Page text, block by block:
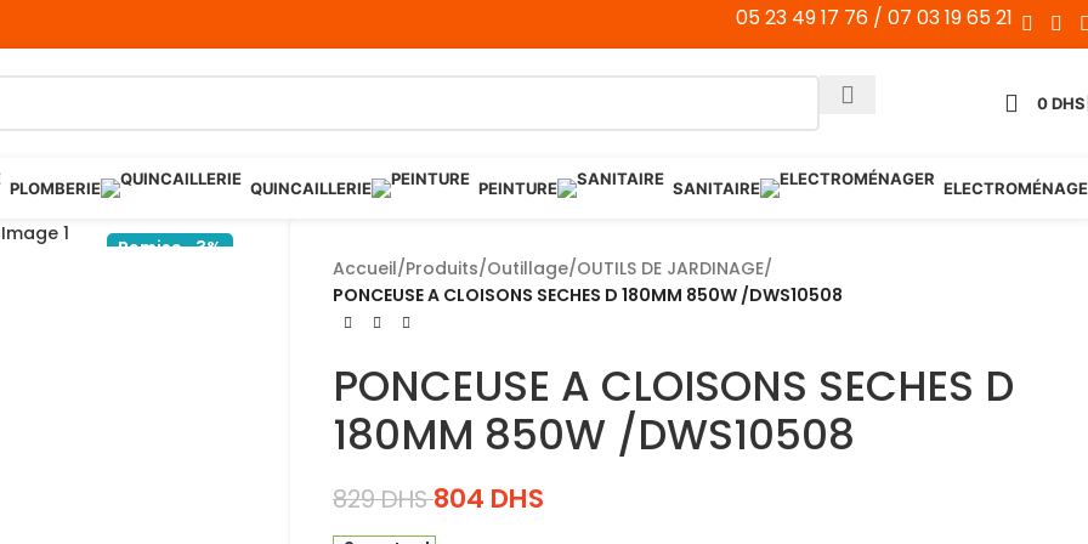
05 23 49 17 76 / 07 03 19 65 21
0DHS
PLOMBERIE QUINCAILLERIE PEINTURE SANITAIRE
Remise -3%
Accueil/Produits/Outillage/OUTILS DE JARDINAGE/
PONCEUSE A CLOISONS SECHES D 180MM 850W /DWS10508
PONCEUSE A CLOISONS SECHES D
180MM 850W /DWS10508
829DHS 804 DHS